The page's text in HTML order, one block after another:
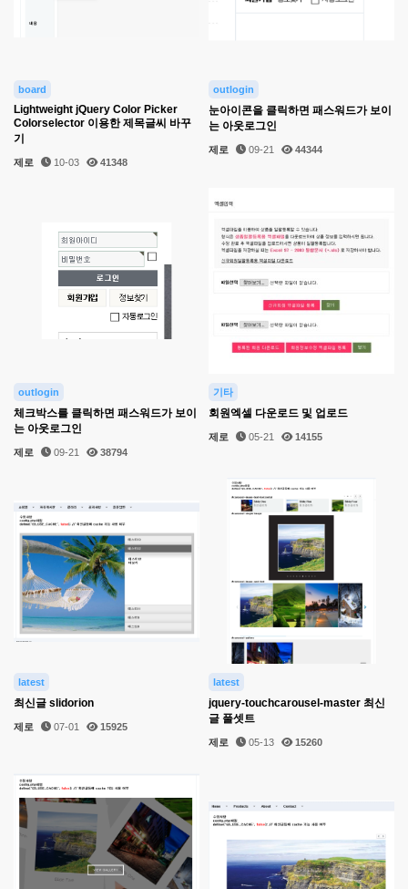
board
Lightweight jQuery Color Picker
Colorselector 이용한 제목글씨 바꾸
기
제로 10-03 41348
outlogin
눈아이콘을 클릭하면 패스워드가 보이
는 아웃로그인
제로 09-21 44344
outlogin
체크박스를 클릭하면 패스워드가 보이
는 아웃로그인
제로 09-21 38794
기타
회원엑셀 다운로드 및 업로드
제로 05-21 14155
latest
최신글 slidorion
제로 07-01 15925
latest
jquery-touchcarousel-master 최신
글 풀셋트
제로 05-13 15260